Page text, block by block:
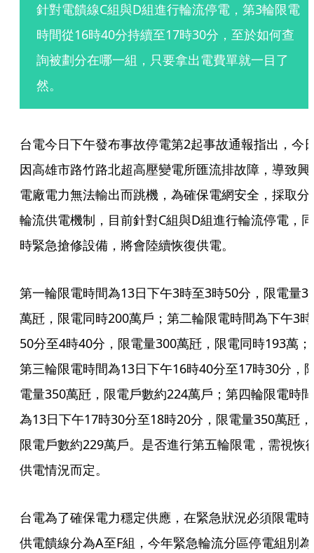
針對電饋線C組與D組進行輪流停電，第3輪限電
時間從16時40分持續至17時30分，至於如何查
詢被劃分在哪一組，只要拿出電費單就一目了
然。
台電今日下午發布事故停電第2起事故通報指出，今
因高雄市路竹路北超高壓變電所匯流排故障，導致興
電廠電力無法輸出而跳機，為確保電網安全，採取分
輪流供電機制，目前針對C組與D組進行輪流停電，同
時緊急搶修設備，將會陸續恢復供電。
第一輪限電時間為13日下午3時至3時50分，限電量
萬瓩，限電同時200萬戶；第二輪限電時間為下午3時
50分至4時40分，限電量300萬瓩，限電同時193萬；
第三輪限電時間為13日下午16時40分至17時30分，
電量350萬瓩，限電戶數約224萬戶；第四輪限電時間
為13日下午17時30分至18時20分，限電量350萬瓩，
限電戶數約229萬戶。是否進行第五輪限電，需視恢
供電情況而定。
台電為了確保電力穩定供應，在緊急狀況必須限電時
供電饋線分為A至F組，今年緊急輪流分區停電組別為